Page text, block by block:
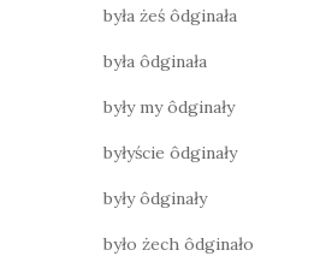
była żeś ôdginała
była ôdginała
były my ôdginały
byłyście ôdginały
były ôdginały
było żech ôdginało